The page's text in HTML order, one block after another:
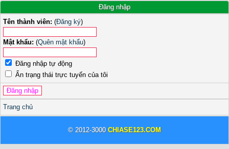
Đăng nhập
Tên thành viên: (Đăng ký)
Mật khẩu: (Quên mật khẩu)
Đăng nhập tự động
Ẩn trạng thái trực tuyến của tôi
Trang chủ
© 2012-3000 CHIASE123.COM